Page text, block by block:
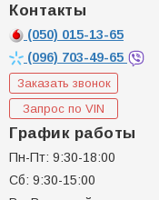
Контакты
(050) 015-13-65
(096) 703-49-65
Заказать звонок
Запрос по VIN
График работы
Пн-Пт: 9:30-18:00
Сб: 9:30-15:00